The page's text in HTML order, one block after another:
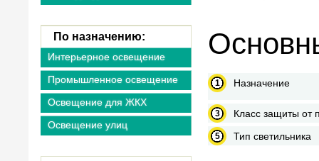
По назначению:
Интерьерное освещение
Промышленное освещение
Освещение для ЖКХ
Освещение улиц
Назначение
Класс защиты от
Тип светильника